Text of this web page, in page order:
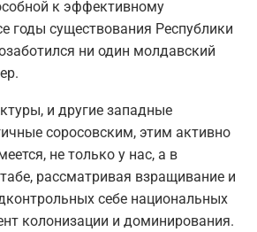
к эффективному
годы существования Республики
ни один молдавский
и другие западные
соросовским, этим активно
не только у нас, а в
рассматривая взращивание и
себе национальных
колонизации и доминирования.